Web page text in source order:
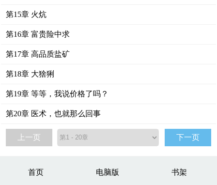
第15章 火炕
第16章 富贵险中求
第17章 高品质盐矿
第18章 大猞猁
第19章 等等，我说价格了吗？
第20章 医术，也就那么回事
上一页 下一页
首页 电脑版 书架